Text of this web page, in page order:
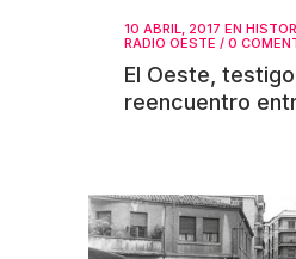
10 ABRIL, 2017 EN
RADIO OESTE / 0
El Oeste,
reencuentro